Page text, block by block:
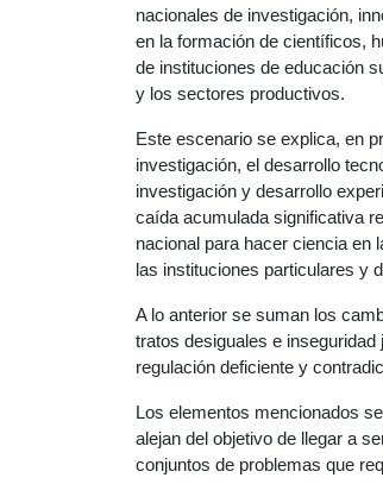
nacionales de investigación,
en la formación de científicos,
de instituciones de educación
y los sectores productivos.
Este escenario se explica, en
investigación, el desarrollo
investigación y desarrollo
caída acumulada significativa
nacional para hacer ciencia en
las instituciones particulares y
A lo anterior se suman los
tratos desiguales e
regulación deficiente y
Los elementos mencionados
alejan del objetivo de llegar a
conjuntos de problemas que